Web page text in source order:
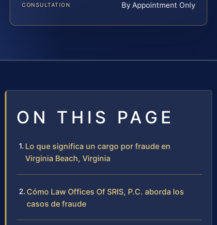
CONSULTATION By Appointment Only
ON THIS PAGE
Lo que significa un cargo por fraude en
Virginia Beach, Virginia
Cómo Law Offices Of SRIS, P.C. aborda los
casos de fraude